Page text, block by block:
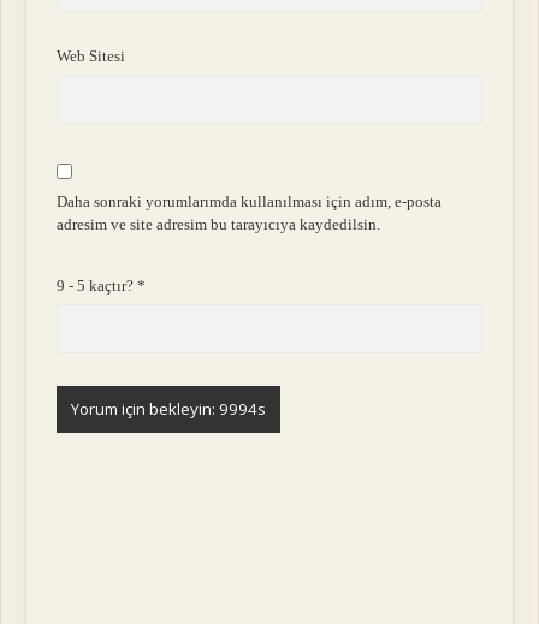
Web Sitesi
Daha sonraki yorumlarımda kullanılması için adım, e-posta
adresim ve site adresim bu tarayıcıya kaydedilsin.
9 - 5 kaçtır?*